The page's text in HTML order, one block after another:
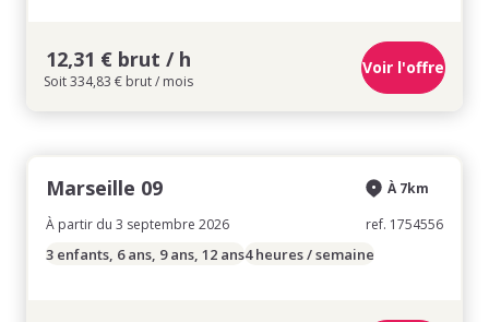
12,31 € brut / h
Soit 334,83 € brut / mois
Voir l'offre
Marseille 09
À partir du 3 septembre 2026
À 7km
ref. 1754556
3 enfants, 6 ans, 9 ans, 12 ans4 heures / semaine